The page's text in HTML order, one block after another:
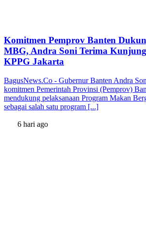
Komitmen Pemprov Banten
MBG, Andra Soni Terima
KPPG Jakarta
BagusNews.Co - Gubernur Banten Andra
komitmen Pemerintah Provinsi (Pemprov)
mendukung pelaksanaan Program Makan
sebagai salah satu program [...]
6 hari ago